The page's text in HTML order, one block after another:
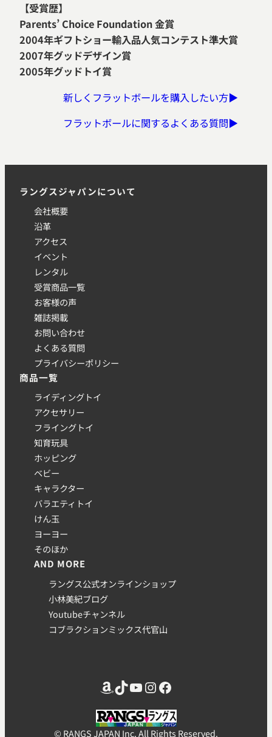
【受賞歴】
Parents’ Choice Foundation 金賞
2004年ギフトショー輸入品人気コンテスト準大賞
2007年グッドデザイン賞
2005年グッドトイ賞
新しくフラットボールを購入したい方▶
フラットボールに関するよくある質問▶
ラングスジャパンについて
会社概要
沿革
アクセス
イベント
レンタル
受賞商品一覧
お客様の声
雑誌掲載
お問い合わせ
よくある質問
プライバシーポリシー
商品一覧
ライディングトイ
アクセサリー
フライングトイ
知育玩具
ホッピング
ベビー
キャラクター
バラエティトイ
けん玉
ヨーヨー
そのほか
AND MORE
ラングス公式オンラインショップ
小林美紀ブログ
Youtubeチャンネル
コブラクションミックス代官山
Amazon TikTok YouTube InstagramFacebook
© RANGS JAPAN Inc. All Rights Reserved.